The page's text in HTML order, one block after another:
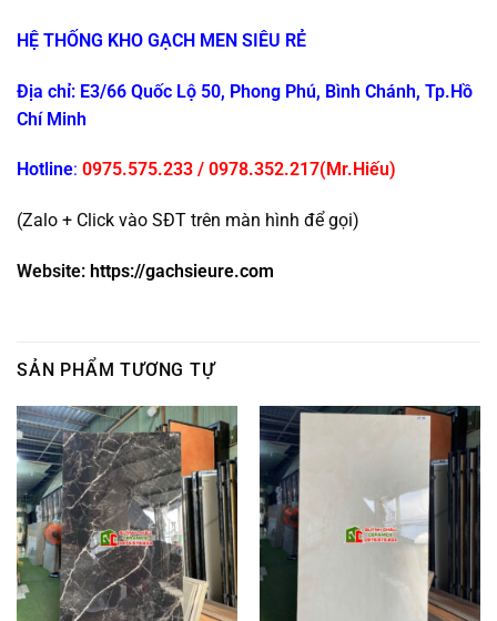
HỆ THỐNG KHO GẠCH MEN SIÊU RẺ
Địa chỉ: E3/66 Quốc Lộ 50, Phong Phú, Bình Chánh, Tp.Hồ
Chí Minh
Hotline: 0975.575.233 / 0978.352.217(Mr.Hiếu)
(Zalo + Click vào SĐT trên màn hình để gọi)
Website: https://gachsieure.com
SẢN PHẨM TƯƠNG TỰ